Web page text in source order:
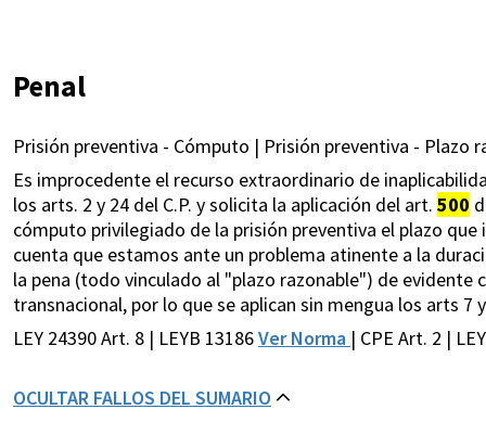
Penal
Prisión preventiva - Cómputo | Prisión preventiva - Plazo
Es improcedente el recurso extraordinario de
los arts. 2 y 24 del C.P. y solicita la aplicación del art. 500
cómputo privilegiado de la prisión preventiva el plazo
cuenta que estamos ante un problema atinente a la
la pena (todo vinculado al "plazo razonable") de evidente
transnacional, por lo que se aplican sin mengua los arts 7
LEY 24390 Art. 8 | LEYB 13186Ver Norma | CPE Art. 2 |
OCULTAR FALLOS DEL SUMARIO